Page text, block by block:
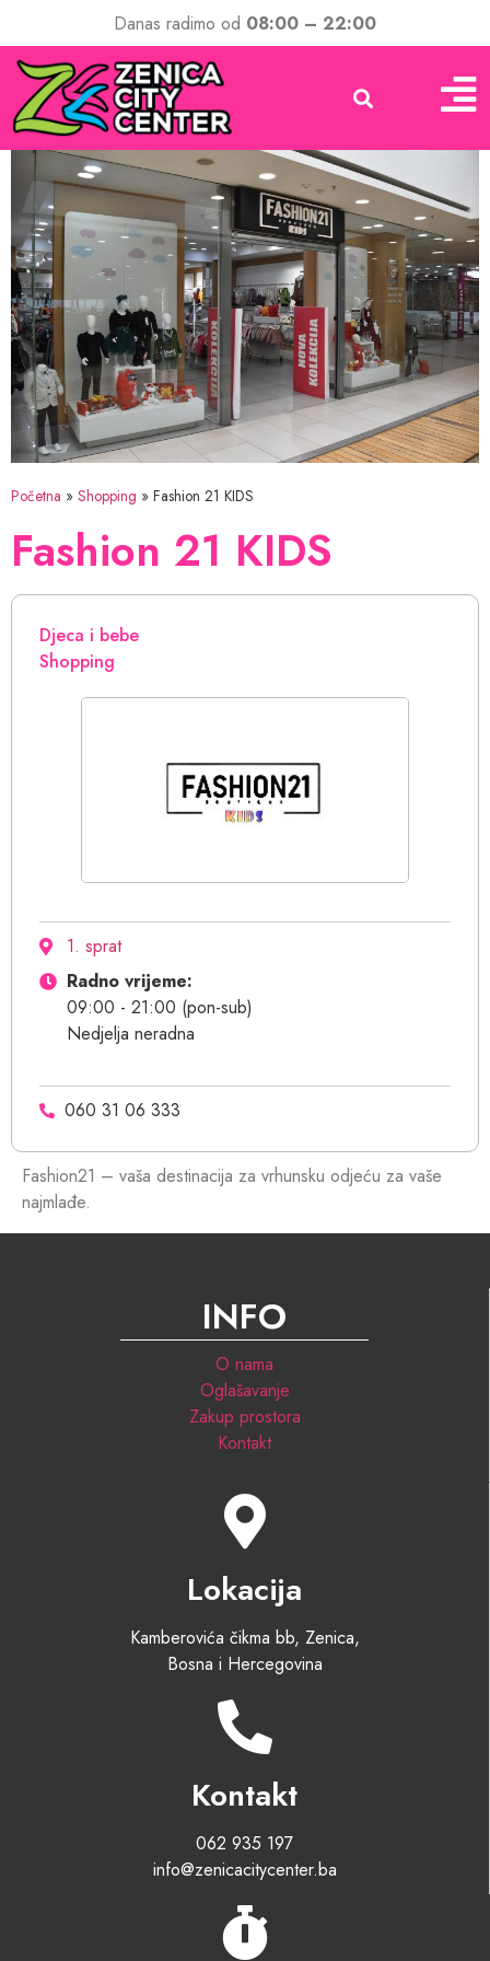
Danas radimo od 08:00 – 22:00
Početna » Shopping » Fashion 21 KIDS
Fashion 21 KIDS
Djeca i bebe
Shopping
1. sprat
Radno vrijeme:
09:00 - 21:00 (pon-sub)
Nedjelja neradna
060 31 06 333
Fashion21 – vaša destinacija za vrhunsku odjeću za vaše
najmlađe.
INFO
O nama
Oglašavanje
Zakup prostora
Kontakt
Lokacija
Kamberovića čikma bb, Zenica,
Bosna i Hercegovina
Kontakt
062 935 197
info@zenicacitycenter.ba